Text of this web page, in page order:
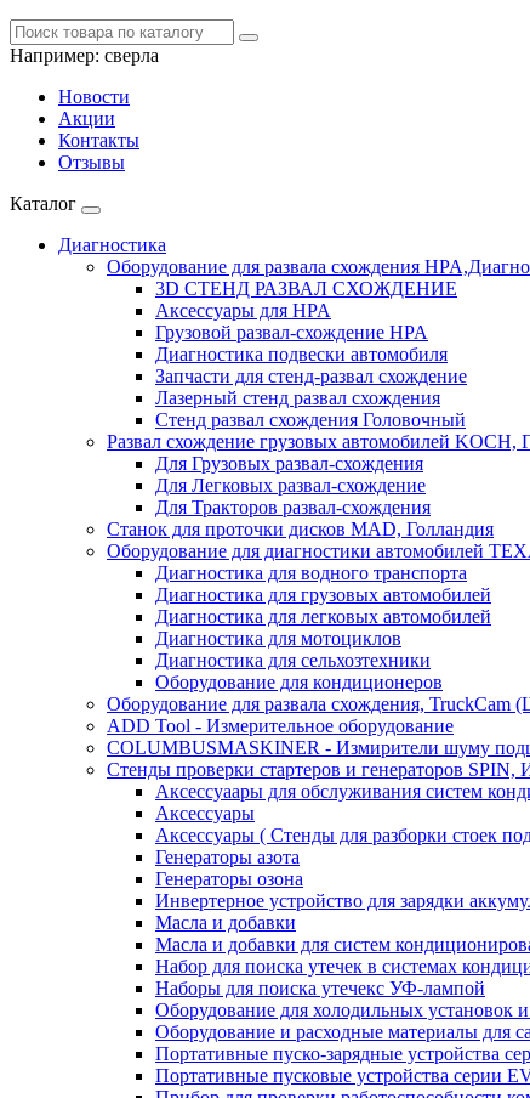
Например: сверла
Новости
Акции
Контакты
Отзывы
Каталог
Диагностика
Оборудование для развала схождения
3D СТЕНД РАЗВАЛ СХОЖДЕНИЕ
Аксессуары для HPA
Грузовой развал-схождение HPA
Диагностика подвески автомобиля
Запчасти для стенд-развал схождение
Лазерный стенд развал схождения
Стенд развал схождения Головочный
Развал схождение грузовых автомобилей KOCH,
Для Грузовых развал-схождения
Для Легковых развал-схождение
Для Тракторов развал-схождения
Станок для проточки дисков MAD, Голландия
Оборудование для диагностики автомобилей
Диагностика для водного транспорта
Диагностика для грузовых автомобилей
Диагностика для легковых автомобилей
Диагностика для мотоциклов
Диагностика для сельхозтехники
Оборудование для кондиционеров
Оборудование для развала схождения, TruckCam
ADD Tool - Измерительное оборудование
COLUMBUSMASKINER - Измирители шуму
Стенды проверки стартеров и генераторов SPIN,
Аксессуаары для обслуживания систем
Аксессуары
Аксессуары ( Стенды для разборки стоек
Генераторы азота
Генераторы озона
Инвертерное устройство для зарядки
Масла и добавки
Масла и добавки для систем
Набор для поиска утечек в системах
Наборы для поиска утечекс УФ-лампой
Оборудование для холодильных установок
Оборудование и расходные материалы для
Портативные пуско-зарядные устройства
Портативные пусковые устройства серии